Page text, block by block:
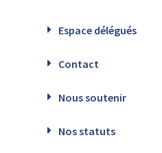
Espace délégués
Contact
Nous soutenir
Nos statuts